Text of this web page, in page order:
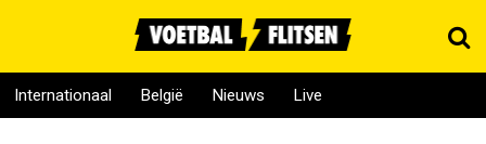
Internationaal België Nieuws Live